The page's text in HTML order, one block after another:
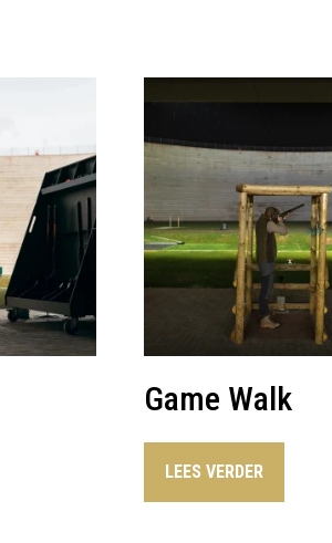
Game Walk
LEES VERDER